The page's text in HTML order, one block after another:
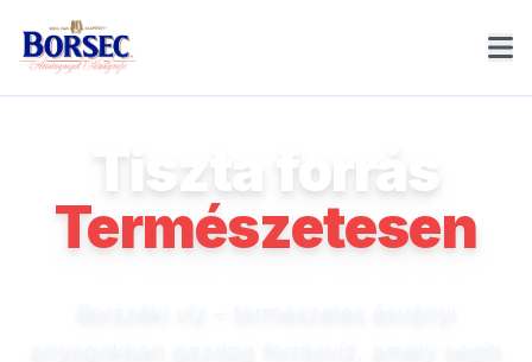
Tiszta forrás
Természetesen